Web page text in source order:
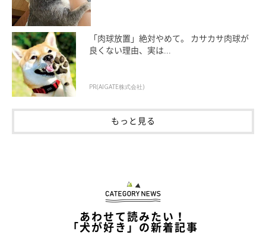
「ななは初日から、堂々と夫婦の真ん中でおなかを出し、いびき
をかいて寝ていました。その姿がとても印象的で。
は大丈夫だな』と思いましたね（笑）」
ななちゃんは、迎えた初日からご夫婦の布団で一緒に寝ているの
だそうです。
「肉球放置」絶対やめて。 カサカサ肉球が
良くない理由、実は...
PR(AIGATE株式会社)
もっと見る
あわせて読みたい！
「犬が好き」の新着記事